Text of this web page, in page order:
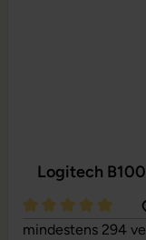
Logitech
Durchschnittliche
mindestens 294